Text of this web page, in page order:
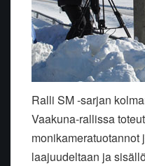
Ralli SM -sarjan
Vaakuna-rallissa
monikameratuotannot
laajuudeltaan ja